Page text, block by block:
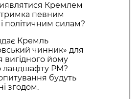
Кремлем
певним
політичним силам?
Кремль
чинник» для
йому
ландшафту РМ?
будуть
згодом.